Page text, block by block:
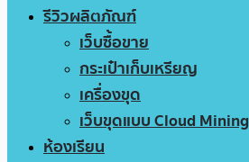
รีวิวผลิตภัณฑ์
เว็บซื้อขาย
กระเป๋าเก็บเหรียญ
เครื่องขุด
เว็บขุดแบบ Cloud Mining
ห้องเรียน